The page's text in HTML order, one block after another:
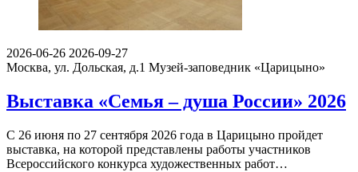
2026-06-26 2026-09-27
Москва, ул. Дольская, д.1 Музей-заповедник «Царицыно»
Выставка «Семья – душа России» 2026
С 26 июня по 27 сентября 2026 года в Царицыно пройдет
выставка, на которой представлены работы участников
Всероссийского конкурса художественных работ…